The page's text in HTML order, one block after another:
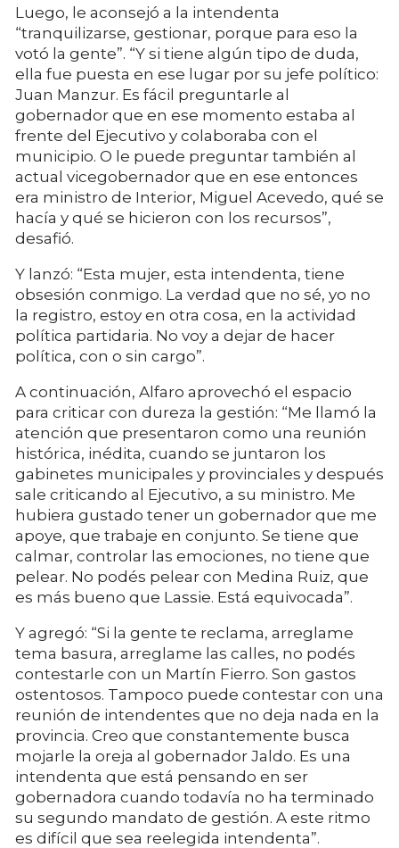
Luego, le aconsejó a la intendenta
“tranquilizarse, gestionar, porque para eso la
votó la gente”. “Y si tiene algún tipo de duda,
ella fue puesta en ese lugar por su jefe político:
Juan Manzur. Es fácil preguntarle al
gobernador que en ese momento estaba al
frente del Ejecutivo y colaboraba con el
municipio. O le puede preguntar también al
actual vicegobernador que en ese entonces
era ministro de Interior, Miguel Acevedo, qué se
hacía y qué se hicieron con los recursos”,
desafió.
Y lanzó: “Esta mujer, esta intendenta, tiene
obsesión conmigo. La verdad que no sé, yo no
la registro, estoy en otra cosa, en la actividad
política partidaria. No voy a dejar de hacer
política, con o sin cargo”.
A continuación, Alfaro aprovechó el espacio
para criticar con dureza la gestión: “Me llamó la
atención que presentaron como una reunión
histórica, inédita, cuando se juntaron los
gabinetes municipales y provinciales y después
sale criticando al Ejecutivo, a su ministro. Me
hubiera gustado tener un gobernador que me
apoye, que trabaje en conjunto. Se tiene que
calmar, controlar las emociones, no tiene que
pelear. No podés pelear con Medina Ruiz, que
es más bueno que Lassie. Está equivocada”.
Y agregó: “Si la gente te reclama, arreglame
tema basura, arreglame las calles, no podés
contestarle con un Martín Fierro. Son gastos
ostentosos. Tampoco puede contestar con una
reunión de intendentes que no deja nada en la
provincia. Creo que constantemente busca
mojarle la oreja al gobernador Jaldo. Es una
intendenta que está pensando en ser
gobernadora cuando todavía no ha terminado
su segundo mandato de gestión. A este ritmo
es difícil que sea reelegida intendenta”.